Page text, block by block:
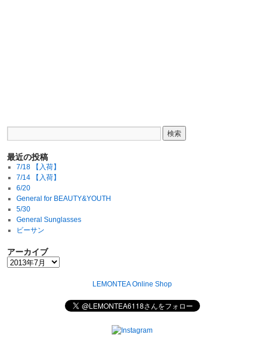
最近の投稿
7/18 【入荷】
7/14 【入荷】
6/20
General for BEAUTY&YOUTH
5/30
General Sunglasses
ビーサン
アーカイブ
LEMONTEA Online Shop